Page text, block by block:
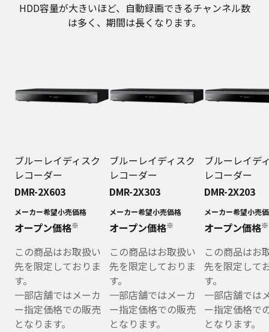
HDD容量が大きいほど、自動録画できるチャンネル数
は多く、期間は長くなります。
ブルーレイディスク
レコーダー
DMR-2X603
メーカー希望小売価格
オープン価格※
この商品はお取扱い
先を限定しておりま
す。
一部店舗ではメーカ
ー指定価格での販売
となります。
ブルーレイディスク
レコーダー
DMR-2X303
メーカー希望小売価格
オープン価格※
この商品はお取扱い
先を限定しておりま
す。
一部店舗ではメーカ
ー指定価格での販売
となります。
ブルーレイデ
レコーダー
DMR-2X203
メーカー希望小売
オープン価格※
この商品はお
先を限定して
す。
一部店舗では
ー指定価格で
となります。